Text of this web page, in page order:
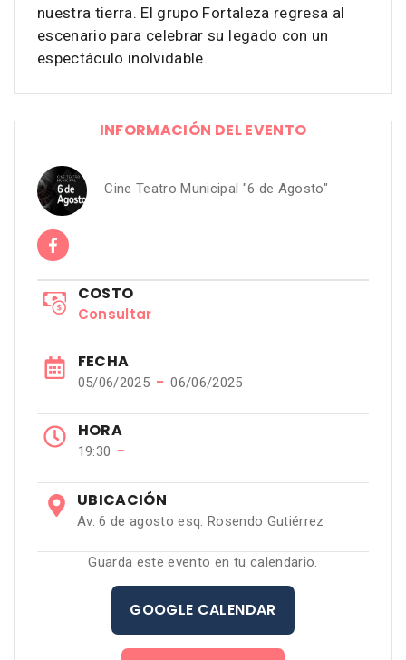
nuestra tierra. El grupo Fortaleza regresa al
escenario para celebrar su legado con un
espectáculo inolvidable.
INFORMACIÓN DEL EVENTO
Cine Teatro Municipal "6 de Agosto"
COSTO
Consultar
FECHA
05/06/2025 − 06/06/2025
HORA
19:30 −
UBICACIÓN
Av. 6 de agosto esq. Rosendo Gutiérrez
Guarda este evento en tu calendario.
GOOGLE CALENDAR